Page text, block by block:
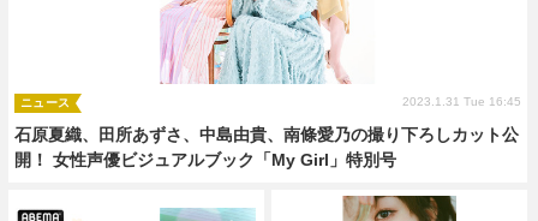
編集部ブログ・お知らせ
石原夏織、田所あずさ、中島由貴、南條愛乃の撮り下ろしカット公
開！ 女性声優ビジュアルブック「My Girl」特別号
ニュース 2023.1.31 Tue 16:45